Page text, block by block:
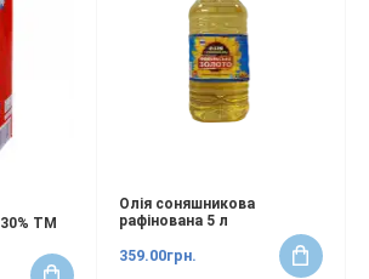
30% ТМ
Олія соняшникова
рафінована 5 л
359.00грн.